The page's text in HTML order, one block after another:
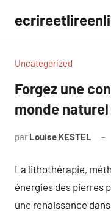
contenu
Uncategorized
Forgez une
monde
par Louise KESTEL
La lithothérapie,
énergies des pierres
une renaissance